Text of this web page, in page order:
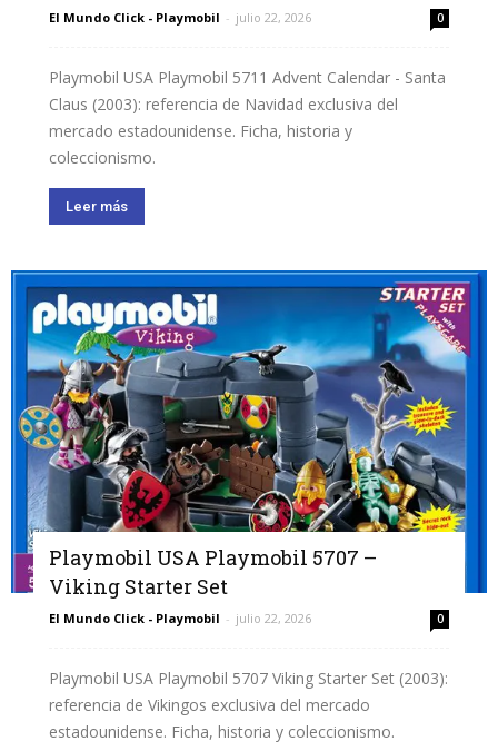
El Mundo Click - Playmobil - julio 22, 2026 0
Playmobil USA Playmobil 5711 Advent Calendar - Santa
Claus (2003): referencia de Navidad exclusiva del
mercado estadounidense. Ficha, historia y
coleccionismo.
Leer más
Playmobil USA Playmobil 5707 –
Viking Starter Set
El Mundo Click - Playmobil - julio 22, 2026 0
Playmobil USA Playmobil 5707 Viking Starter Set (2003):
referencia de Vikingos exclusiva del mercado
estadounidense. Ficha, historia y coleccionismo.